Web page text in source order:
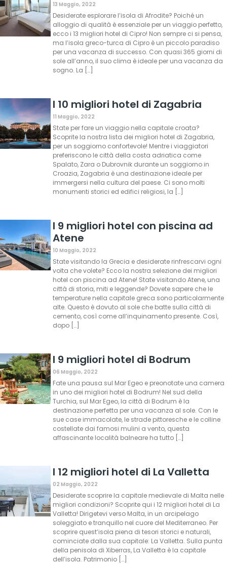
13 Maggio, 2022
Desiderate esplorare l’isola di Afrodite? Poiché un
alloggio di qualità è essenziale per un viaggio perfetto,
ecco i 13 migliori hotel di Cipro! Non sempre ci si pensa,
ma l’isola greco-turca di Cipro è un piccolo paradiso
per una vacanza di successo. Con quasi 365 giorni di
sole all’anno, il suo clima è ideale per una vacanza da
sogno. La […]
I 10 migliori hotel di Zagabria
11 Maggio, 2022
State per fare un viaggio nella capitale croata?
Scoprite la nostra lista dei migliori hotel di Zagabria,
per un soggiorno confortevole! Mentre i viaggiatori
preferiscono le città della costa adriatica come
Spalato, Zara o Dubrovnik durante un soggiorno in
Croazia, Zagabria è una destinazione ideale per
immergersi nella cultura del paese. Ci sono molti
monumenti storici ed edifici religiosi, la […]
I 9 migliori hotel con piscina ad
Atene
10 Maggio, 2022
State visitando la Grecia e desiderate rinfrescarvi ogni
volta che volete? Ecco la nostra selezione dei migliori
hotel con piscina ad Atene! State visitando Atene, una
città di storia, miti e leggende? Dovete sapere che le
temperature nella capitale greca sono particolarmente
alte. Questo è dovuto al sole che batte sulla città di
cemento, così come all’inquinamento presente. Così,
dopo […]
I 9 migliori hotel di Bodrum
06 Maggio, 2022
Fate una pausa sul Mar Egeo e preonotate una camera
in uno dei migliori hotel di Bodrum! Nel sud della
Turchia, sul Mar Egeo, la città di Bodrum è la
destinazione perfetta per una vacanza al sole. Con le
sue case immacolate, le strade pittoresche e le colline
costellate dai famosi mulini a vento, questa
affascinante località balneare ha tutto […]
I 12 migliori hotel di La Valletta
02 Maggio, 2022
Desiderate scoprire la capitale medievale di Malta nelle
migliori condizioni? Scoprite qui i 12 migliori hotel di La
Valletta! Dirigetevi verso Malta, in un arcipelago
soleggiato e tranquillo nel cuore del Mediterraneo. Per
scoprire quest’isola piena di tesori storici e naturali,
cominciate dalla sua capitale: La Valletta. Sulla punta
della penisola di Xiberras, La Valletta è la capitale
dell’isola. Patrimonio […]